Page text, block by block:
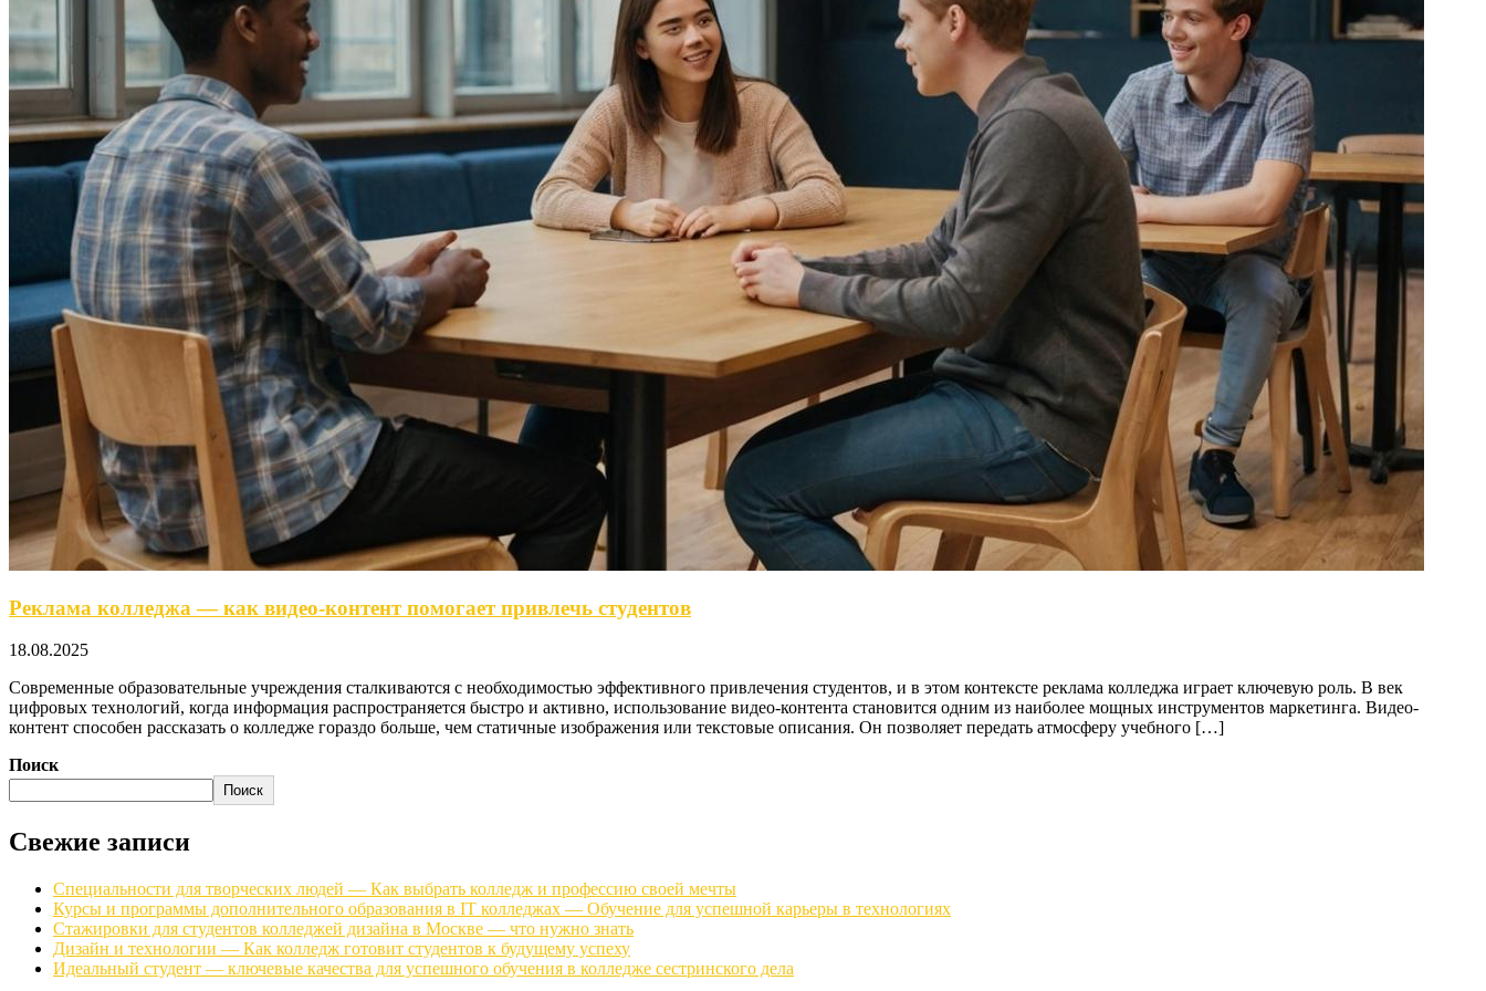
Реклама колледжа — как видео-контент помогает привлечь студентов
18.08.2025
Современные образовательные учреждения сталкиваются с необходимостью эффективного привлечения студентов, и в этом контексте реклама колледжа играет ключевую роль. В век
цифровых технологий, когда информация распространяется быстро и активно, использование видео-контента становится одним из наиболее мощных инструментов маркетинга. Видео-
контент способен рассказать о колледже гораздо больше, чем статичные изображения или текстовые описания. Он позволяет передать атмосферу учебного […]
Поиск
Поиск
Свежие записи
Специальности для творческих людей — Как выбрать колледж и профессию своей мечты
Курсы и программы дополнительного образования в IT колледжах — Обучение для успешной карьеры в технологиях
Стажировки для студентов колледжей дизайна в Москве — что нужно знать
Дизайн и технологии — Как колледж готовит студентов к будущему успеху
Идеальный студент — ключевые качества для успешного обучения в колледже сестринского дела